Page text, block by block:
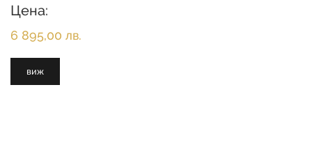
Цена:
6 895,00 лв.
виж